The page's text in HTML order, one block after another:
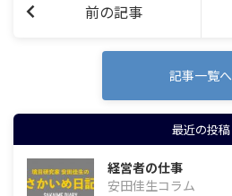
前の記事
記事一覧へ
最近の投稿
経営者の仕事
安田佳生コラム